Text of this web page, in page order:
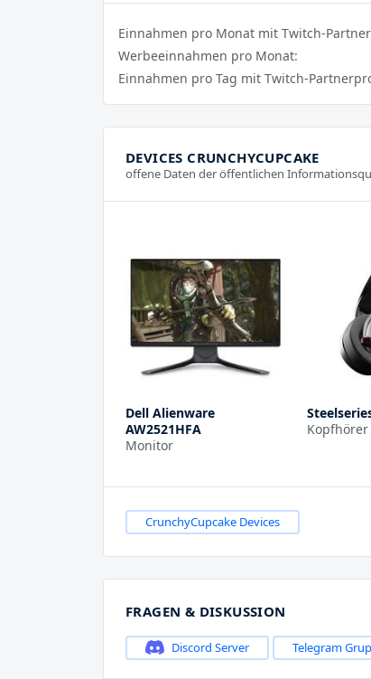
Einnahmen pro Monat mit Twitch-
Werbeeinnahmen pro Monat:
Einnahmen pro Tag mit Twitch-
DEVICES CRUNCHYCUPCAKE
offene Daten der öffentlichen
Dell Alienware
AW2521HFA
Monitor
Kopfhörer
CrunchyCupcake Devices
FRAGEN & DISKUSSION
Discord Server Telegram